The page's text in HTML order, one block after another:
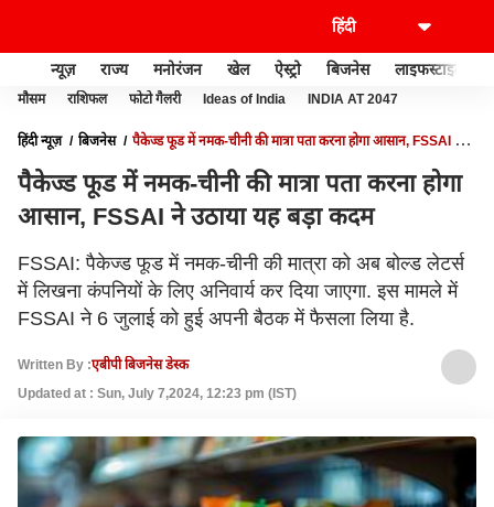
न्यूज़ राज्य मनोरंजन खेल ऐस्ट्रो बिजनेस लाइफस्टाइल
मौसम राशिफल फोटो गैलरी Ideas of India INDIA AT 2047
हिंदी न्यूज़ बिजनेस
पैकेज्ड फूड में नमक-चीनी की मात्रा पता करना होगा आसान, FSSAI ने
पैकेज्ड फूड में नमक-चीनी की मात्रा पता करना होगा
आसान, FSSAI ने उठाया यह बड़ा कदम
FSSAI: पैकेज्ड फूड में नमक-चीनी की मात्रा को अब बोल्ड लेटर्स
में लिखना कंपनियों के लिए अनिवार्य कर दिया जाएगा. इस मामले में
FSSAI ने 6 जुलाई को हुई अपनी बैठक में फैसला लिया है.
Written By :एबीपी बिजनेस डेस्क
Updated at : Sun, July 7,2024, 12:23 pm (IST)